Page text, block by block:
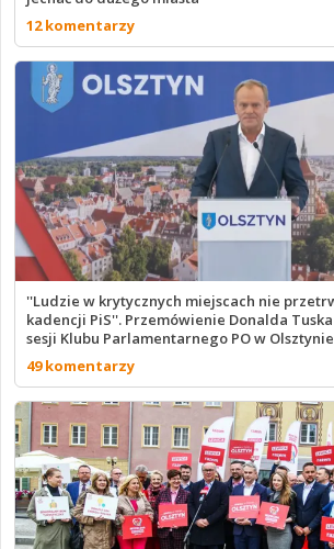
12 komentarzy
''Ludzie w krytycznych miejscach nie
kadencji PiS''. Przemówienie Donalda
sesji Klubu Parlamentarnego PO w Olsztynie
49 komentarzy